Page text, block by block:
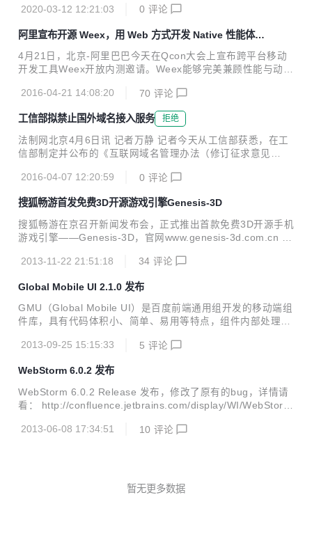
支持GNU/Linux。 在 Windows 上，该工具只能卸载使用以下
行时安装程序。 Visual studio 安装程序的版本早于 Visual St
udio 2019 版本 16.3。 在 macOS 上，该工具只能卸载位于 /
usr/local/share/dotnet 文件夹中的 SDK 和运行...
2020-03-12 12:21:03 0 评论
阿里宣布开源 Weex，用 Web 方式开发 Native 性能体验
应用
4月21日，北京-阿里巴巴今天在Qcon大会上宣布跨平台移动
开发工具Weex开放内测邀请。Weex能够完美兼顾性能与动态
体验，并支持iOS、安卓、YunOS及Web等多端部署。 对于移
动开发者来说，Weex主要解决了频繁发版和多端研发两大痛
点，同时解决了前端语言性能差和显示效果受限的问题。开发
者可通过Weex官网申请内测。（http://alibaba.github.io/wee
x/） 开发者只需要在自己的APP中嵌入Weex的SDK，就可以
面。Weex界...
2016-04-21 14:08:20 70 评论
工信部拟禁止国外域名接入服务 拒绝
法制网北京4月6日讯 记者万静 记者今天从工信部获悉，在工
信部制定并公布的《互联网域名管理办法（修订征求意见
提供接入服务，也就是在Network Solutions或GoDaddy等注
稿》第三十七条规定，“在境内进行网络接入的域名应当由境
内域名注册服务机构提供服务，并由境内域名注册管理机构运
行管理。在境内进行网络接 入、但不属于境内域名注册服务机
构管理的域名，互联网接入服务提供者不得为其提供网络接入
服务。”第三十九条规定，“提供域名解析服务，不得为违法网
2016-04-07 12:20:59 0 评论
搜狐畅游首发免费3D开源游戏引擎Genesis-3D
搜狐畅游在京召开新闻发布会，正式推出首款免费3D开源手机
游戏引擎——Genesis-3D，官网www.genesis-3d.com.cn 也
以面向iOS、Android、WinPhone、Web端、PC端等系统或
的目的。 据介绍，Genesis-3D是国内首款自主研发的跨平台
游戏引擎，由搜狐畅游耗时4年;投资3000万美元;组建百人研
发团队完成。Genesis-3D在极大的节省开发成本的同时，还
的易用性极强，我们希望使...
2013-11-22 21:51:18 34 评论
Global Mobile UI 2.1.0 发布
GMU（Global Mobile UI）是百度前端通用组开发的移动端组
件库，具有代码体积小、简单、易用等特点，组件内部处理了
的工作量，非常适合移动端网站项目。 GMU_2.1.0 changelo
名空间下，与Zepto耦合度更低 Button、Dialog、Dropmen
u、Navigator、Popover、Slider、Suggestion、Toolbar完
全重写，体积更小，拆分粒度更细
2013-09-25 15:15:33 5 评论
WebStorm 6.0.2 发布
WebStorm 6.0.2 Release 发布，修改了原有的bug，详情请
看： http://confluence.jetbrains.com/display/WI/WebStorm
商业的 JavaScript 开发工具。
2013-06-08 17:34:51 10 评论
暂无更多数据